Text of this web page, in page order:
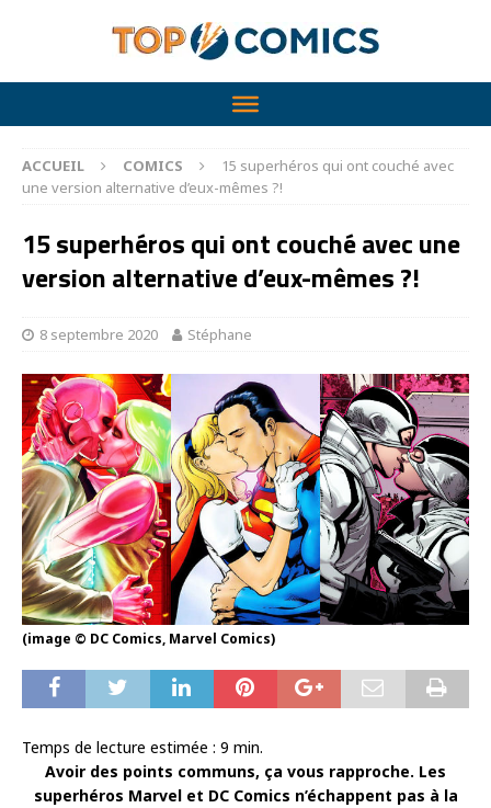
ACCUEIL COMICS
15 superhéros qui ont couché avec
une version alternative d’eux-mêmes ?!
15 superhéros qui ont couché avec une
version alternative d’eux-mêmes ?!
8 septembre 2020 Stéphane
(image © DC Comics, Marvel Comics)
Temps de lecture estimée : 9 min.
Avoir des points communs, ça vous rapproche. Les
superhéros Marvel et DC Comics n’échappent pas à la